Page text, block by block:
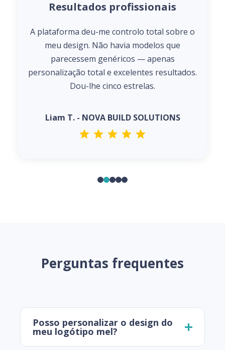
Resultados profissionais
A plataforma deu-me controlo total sobre o
meu design. Não havia modelos que
parecessem genéricos — apenas
personalização total e excelentes resultados.
Dou-lhe cinco estrelas.
Liam T. - NOVA BUILD SOLUTIONS
Perguntas frequentes
Posso personalizar o design do
meu logótipo mel?